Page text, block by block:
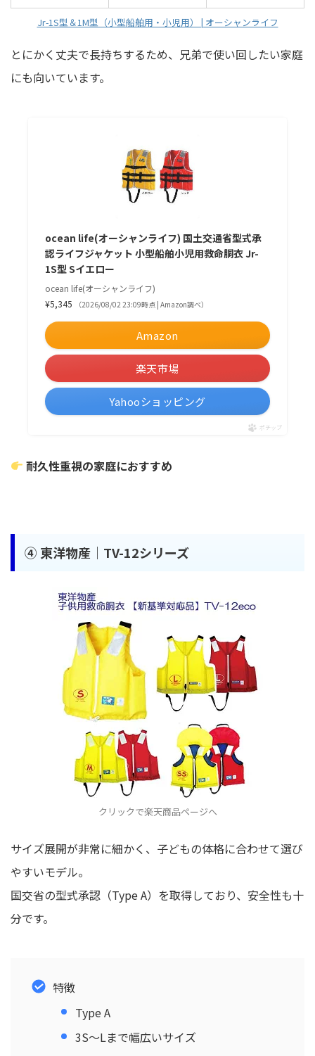
Jr-1S型＆1M型（小型船舶用・小児用） | オーシャンライフ
とにかく丈夫で長持ちするため、兄弟で使い回したい家庭
にも向いています。
ocean life(オーシャンライフ) 国土交通省型式承
認ライフジャケット 小型船舶小児用救命胴衣 Jr-
1S型 Sイエロー
ocean life(オーシャンライフ)
¥5,345
（2026/08/02 23:09時点 | Amazon調べ）
Amazon
楽天市場
Yahooショッピング
ポチップ
耐久性重視の家庭におすすめ
④ 東洋物産｜TV-12シリーズ
クリックで楽天商品ページへ
サイズ展開が非常に細かく、子どもの体格に合わせて選び
やすいモデル。
国交省の型式承認（Type A）を取得しており、安全性も十
分です。
特徴
Type A
3S〜Lまで幅広いサイズ